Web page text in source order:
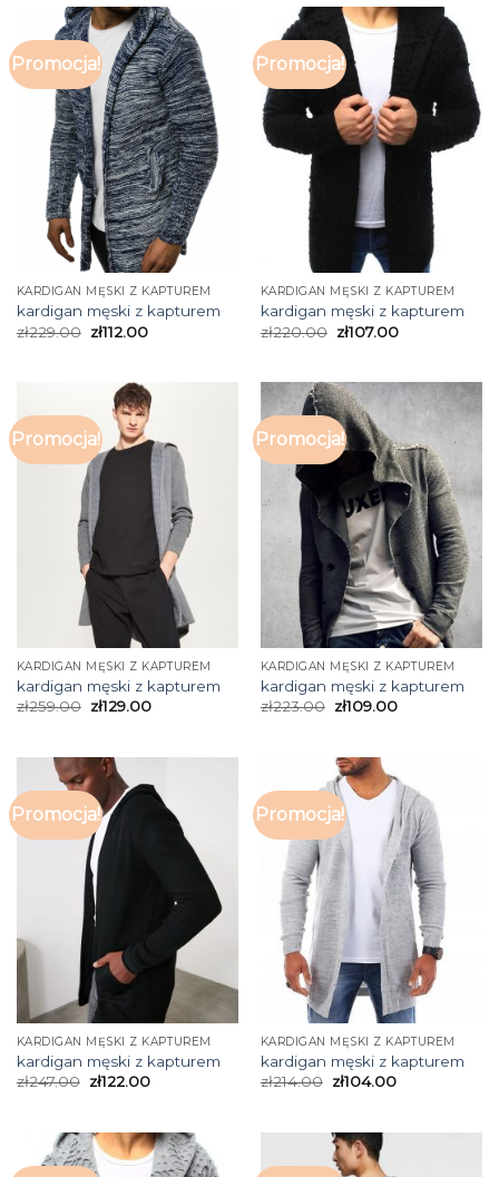
Promocja!
KARDIGAN MĘSKI Z KAPTUREM
kardigan męski z kapturem
zł229.00 zł112.00
Promocja!
KARDIGAN MĘSKI Z KAPTUREM
kardigan męski z kapturem
zł220.00 zł107.00
Promocja!
KARDIGAN MĘSKI Z KAPTUREM
kardigan męski z kapturem
zł259.00 zł129.00
Promocja!
KARDIGAN MĘSKI Z KAPTUREM
kardigan męski z kapturem
zł223.00 zł109.00
Promocja!
KARDIGAN MĘSKI Z KAPTUREM
kardigan męski z kapturem
zł247.00 zł122.00
Promocja!
KARDIGAN MĘSKI Z KAPTUREM
kardigan męski z kapturem
zł214.00 zł104.00